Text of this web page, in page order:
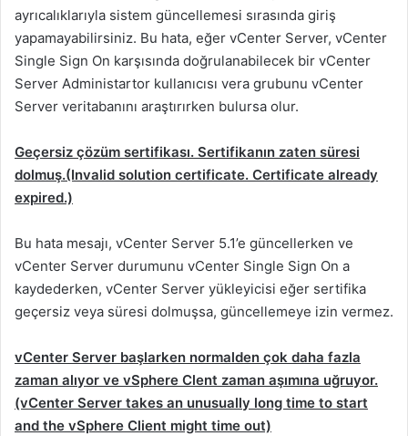
ayrıcalıklarıyla sistem güncellemesi sırasında giriş
yapamayabilirsiniz. Bu hata, eğer vCenter Server, vCenter
Single Sign On karşısında doğrulanabilecek bir vCenter
Server Administartor kullanıcısı vera grubunu vCenter
Server veritabanını araştırırken bulursa olur.
Geçersiz çözüm sertifikası. Sertifikanın zaten süresi
dolmuş.(Invalid solution certificate. Certificate already
expired.)
Bu hata mesajı, vCenter Server 5.1’e güncellerken ve
vCenter Server durumunu vCenter Single Sign On a
kaydederken, vCenter Server yükleyicisi eğer sertifika
geçersiz veya süresi dolmuşsa, güncellemeye izin vermez.
vCenter Server başlarken normalden çok daha fazla
zaman alıyor ve vSphere Clent zaman aşımına uğruyor.
(vCenter Server takes an unusually long time to start
and the vSphere Client might time out)